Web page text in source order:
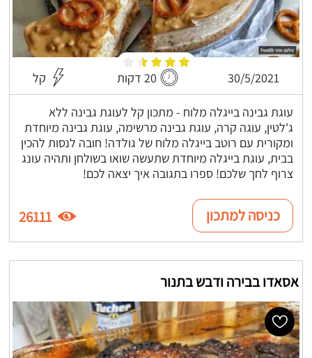
30/5/2021 20 דקות קל
עוגת גבינה בייגלה מלוח - מתכון קל לעוגת גבינה ללא
ג'לטין, עוגה קרה, עוגת גבינה מרשימה, עוגת גבינה מיוחדת
ומקורית עם רוטב בייגלה מלוח של גולדה! חובה לנסות להכין
בבית, עוגת בייגלה מיוחדת שתעשה שואו בשולחן ותהיה עונג
צרוף לחך שלכם! ספרו בתגובה איך יצאה לכם!
כניסה למתכון 26111
אסאדו בבירה ודבש בתנור